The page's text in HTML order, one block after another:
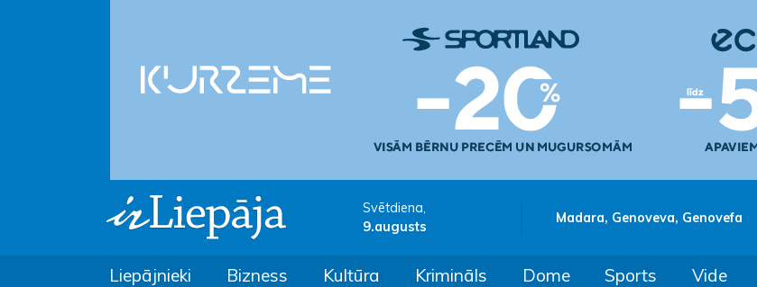
Svētdiena,
9.augusts
Madara, Genoveva, Genovefa
Liepājnieki Bizness Kultūra Krimināls Dome Sports Vide